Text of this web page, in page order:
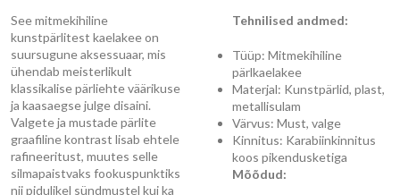
See mitmekihiline
kunstpärlitest kaelakee on
suursugune aksessuaar, mis
ühendab meisterlikult
klassikalise pärliehte väärikuse
ja kaasaegse julge disaini.
Valgete ja mustade pärlite
graafiline kontrast lisab ehtele
rafineeritust, muutes selle
silmapaistvaks fookuspunktiks
nii pidulikel sündmustel kui ka
Tehnilised andmed:
Tüüp: Mitmekihiline
pärlkaelakee
Materjal: Kunstpärlid, plast,
metallisulam
Värvus: Must, valge
Kinnitus: Karabiinkinnitus
koos pikendusketiga
Mõõdud: